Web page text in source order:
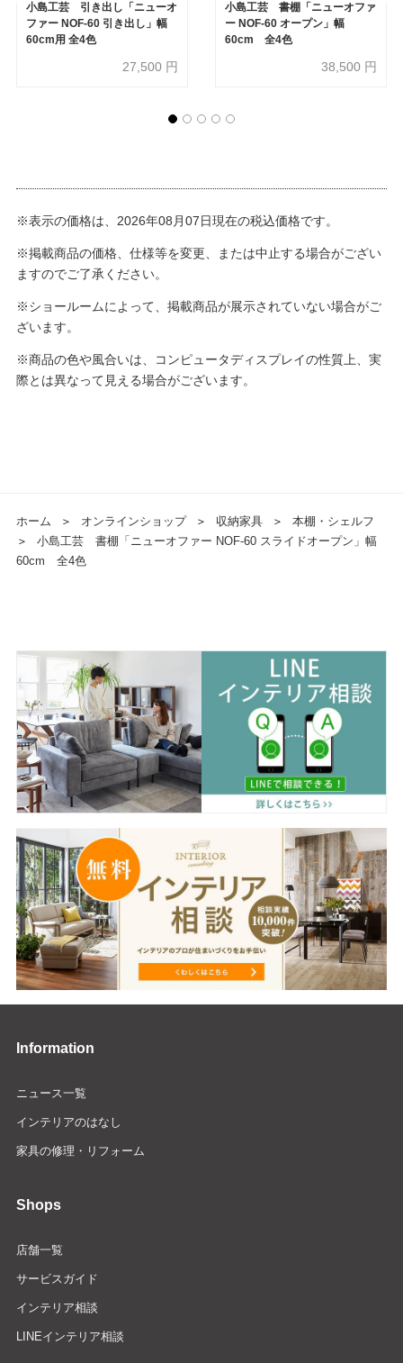
小島工芸 引き出し「ニューオ
ファー NOF-60 引き出し」幅
60cm用 全4色
27,500 円
小島工芸 書棚「ニューオファ
ー NOF-60 オープン」幅
60cm 全4色
38,500 円
※表示の価格は、2026年08月07日現在の税込価格です。
※掲載商品の価格、仕様等を変更、または中止する場合がござい
ますのでご了承ください。
※ショールームによって、掲載商品が展示されていない場合がご
ざいます。
※商品の色や風合いは、コンピュータディスプレイの性質上、実
際とは異なって見える場合がございます。
ホーム ＞ オンラインショップ ＞ 収納家具 ＞
本棚・シェルフ
＞
小島工芸 書棚「ニューオファー NOF-60 スライドオープン」幅
60cm 全4色
Information
ニュース一覧
インテリアのはなし
家具の修理・リフォーム
Shops
店舗一覧
サービスガイド
インテリア相談
LINEインテリア相談